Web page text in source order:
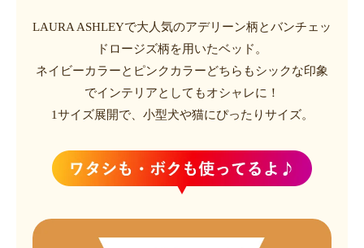
LAURA ASHLEYで大人気のアデリーン柄とバンチェッ
ドロージズ柄を用いたベッド。
ネイビーカラーとピンクカラーどちらもシックな印象
でインテリアとしてもオシャレに！
1サイズ展開で、小型犬や猫にぴったりサイズ。